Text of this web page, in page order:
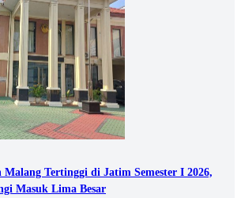
Malang Tertinggi di Jatim Semester I 2026,
Masuk Lima Besar